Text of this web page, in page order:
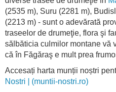
(2535 m), Suru (2281 m),
(2213 m) - sunt o adevărată
traseelor de drumeţie, flora şi
sălbăticia culmilor montane vă
că în Făgăraş e mult prea
Accesați harta munții noștri
Nostri | (muntii-nostri.ro)